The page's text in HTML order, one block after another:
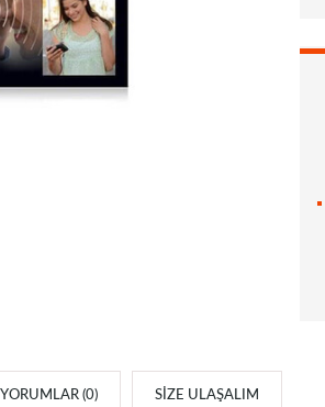
YORUMLAR (0) SIZE ULAŞALIM